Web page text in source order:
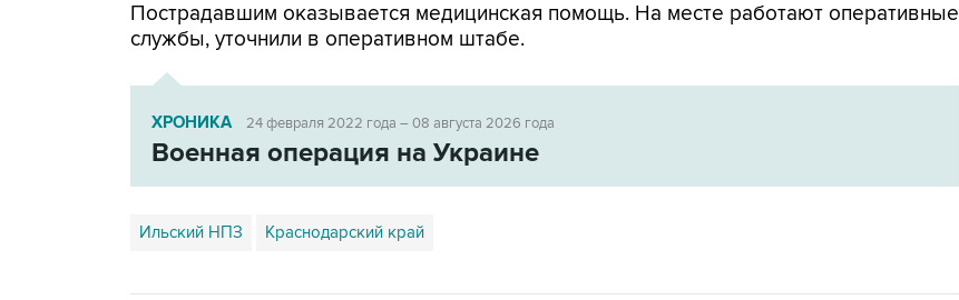
Пострадавшим оказывается медицинская помощь. На месте работают оперативные
службы, уточнили в оперативном штабе.
ХРОНИКА 24 февраля 2022 года – 08 августа 2026 года
Военная операция на Украине
Ильский НПЗ Краснодарский край